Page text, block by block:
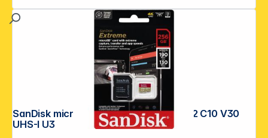
SanDisk microSDXC 256GB Extreme A2 C10 V30
UHS-I U3